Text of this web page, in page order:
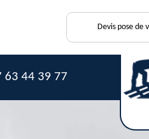
Devis pose de
63 44 39 77